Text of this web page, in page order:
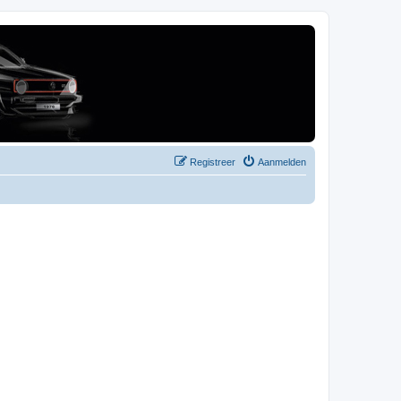
Aanmelden
Registreer